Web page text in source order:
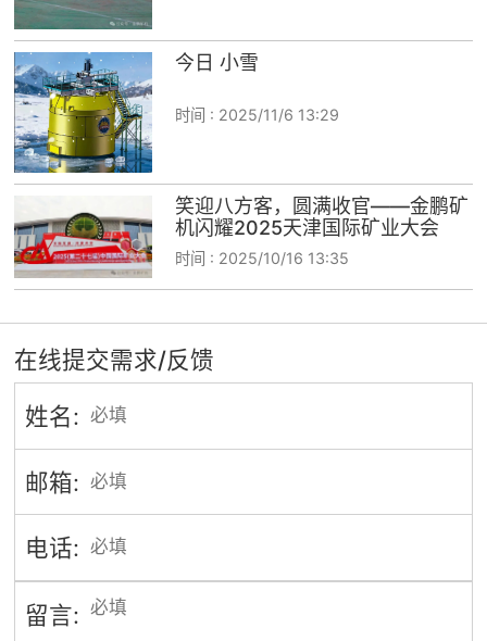
今日 小雪
时间 : 2025/11/6 13:29
笑迎八方客，圆满收官——金鹏矿
机闪耀2025天津国际矿业大会
时间 : 2025/10/16 13:35
在线提交需求/反馈
姓名:
邮箱:
电话:
留言: